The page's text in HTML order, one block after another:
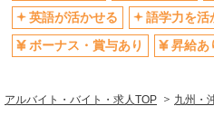
社員登用あり
英語が活かせる
語学力を活
ボーナス・賞与あり
昇給あ
アルバイト・バイト・求人TOP 九州・